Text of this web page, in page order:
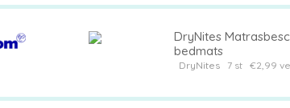
DryNites
bedmats
DryNites7 st €2,99